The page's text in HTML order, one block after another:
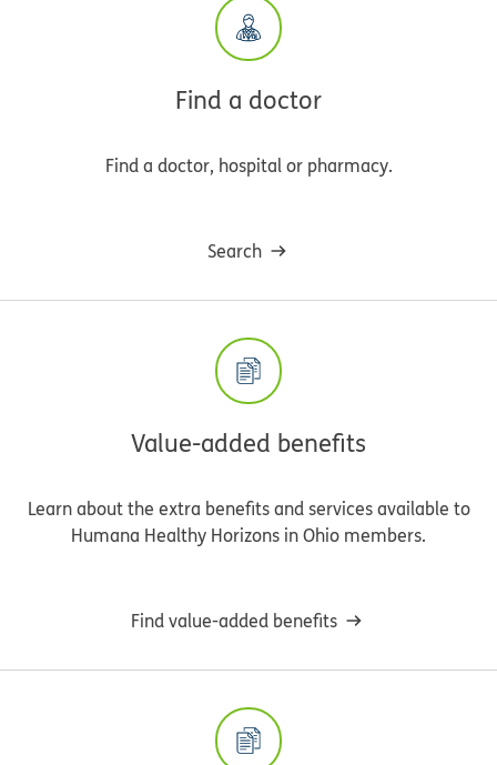
Find a doctor
Find a doctor, hospital or pharmacy.
Search
Value-added benefits
Learn about the extra benefits and services available to
Humana Healthy Horizons in Ohio members.
Find value-added benefits